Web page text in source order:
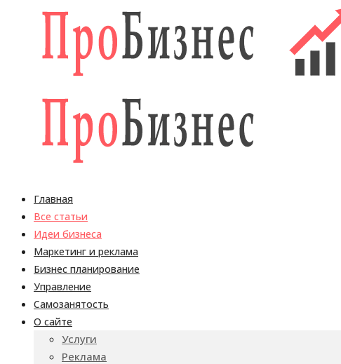
Главная
Все статьи
Идеи бизнеса
Маркетинг и реклама
Бизнес планирование
Управление
Самозанятость
О сайте
Услуги
Реклама